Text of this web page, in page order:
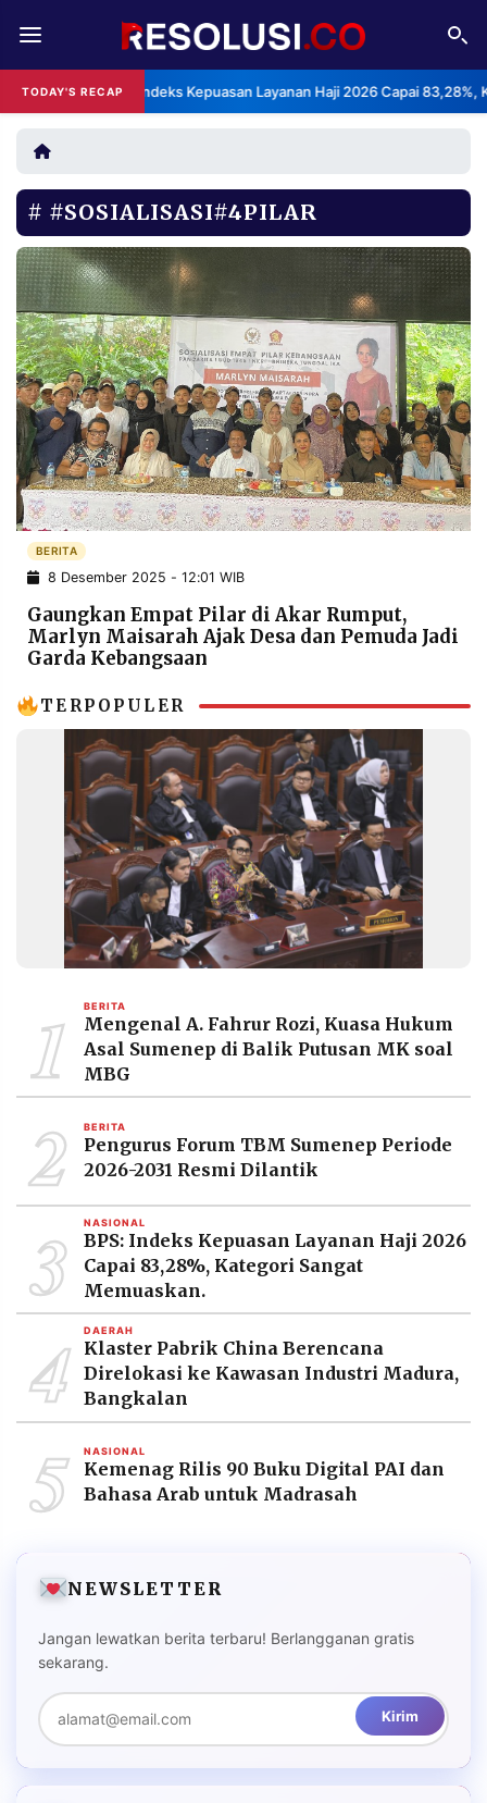
TODAY'S RECAP
BPS: Indeks Kepuasan Layanan Haji 2026 Capai 83,28%,
REDAKSI TENTANG
RESOLUSI IKLAN
RUBRIKASI
EDITORIAL AKSARA
FINANSIA PERSONA
DAERAH NASIONAL
MANCA SPORT
INFORMASI
PRIVACY
POLICY
BERITA
WARGA
INFORMASI
IKLAN
PENGADUAN TERM
OF
SERVICE
IKUTI
RESOLUSI
Resolusi.co
2026
PT.
MEDIA
PRAMUDITA
#SOSIALISASI#4PILAR
BERITA
8 Desember 2025 - 12:01 WIB
Gaungkan Empat Pilar di Akar Rumput,
Marlyn Maisarah Ajak Desa dan Pemuda Jadi
Garda Kebangsaan
TERPOPULER
1 BERITA
Mengenal A. Fahrur Rozi, Kuasa Hukum
Asal Sumenep di Balik Putusan MK soal
MBG
2 BERITA
Pengurus Forum TBM Sumenep Periode
2026-2031 Resmi Dilantik
3 NASIONAL
BPS: Indeks Kepuasan Layanan Haji 2026
Capai 83,28%, Kategori Sangat
Memuaskan.
4 DAERAH
Klaster Pabrik China Berencana
Direlokasi ke Kawasan Industri Madura,
Bangkalan
5 NASIONAL
Kemenag Rilis 90 Buku Digital PAI dan
Bahasa Arab untuk Madrasah
NEWSLETTER
Jangan lewatkan berita terbaru! Berlangganan gratis
sekarang.
Kirim